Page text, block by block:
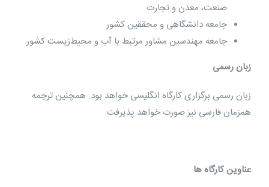
صنعت، معدن و تجارت
جامعه دانشگاهی و محققین کشور
جامعه مهندسین مشاور مرتبط با آب و محیط‌زیست کشور
زبان رسمی
زبان رسمی برگزاری کارگاه انگلیسی خواهد بود. همچنین ترجمه
همزمان فارسی نیز صورت خواهد پذیرفت.
عناوین کارگاه ها